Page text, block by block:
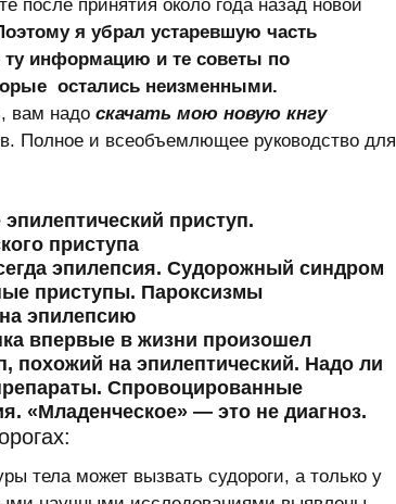
после принятия около года назад новой
я убрал устаревшую часть
ту информацию и те советы по
остались неизменными.
вам надо скачать мою новую кнгу
Полное и всеобъемлющее руководство для
приступ.
приступа
эпилепсия. Судорожный синдром
приступы. Пароксизмы
эпилепсию
впервые в жизни произошел
похожий на эпилептический. Надо ли
Спровоцированные
«Младенческое» — это не диагноз.
тела может вызвать судоpоги, а только у